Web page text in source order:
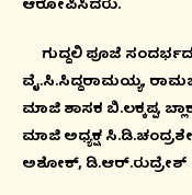
ಆರೋಪಿಸಿದರು.
ಗುದ್ದಲಿ ಪೂಜೆ
ವೈ.ಸಿ.ಸಿದ್ದರಾಮಯ್ಯ,
ಮಾಜಿ ಶಾಸಕ ಬಿ.ಲಕ್ಕಪ್ಪ,
ಮಾಜಿ ಅಧ್ಯಕ್ಷ
ಅಶೋಕ್, ಡಿ.ಆರ್.ರುದ್ರೇಶ್